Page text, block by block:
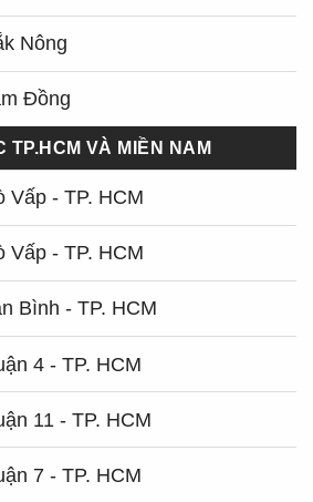
Nông
Đồng
TP.HCM VÀ MIỀN NAM
Vấp - TP. HCM
Vấp - TP. HCM
Bình - TP. HCM
4 - TP. HCM
11 - TP. HCM
7 - TP. HCM